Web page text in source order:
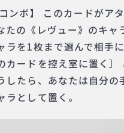
コンボ】 このカードが
たの《レヴュー》のキ
ラを1枚まで選んで相手
カードを控え室に置く
したら、あなたは自分
ラとして置く。